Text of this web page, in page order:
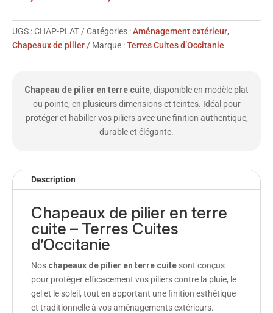
UGS :CHAP-PLAT Catégories :Aménagement extérieur,
Chapeaux de pilier
Marque :Terres Cuites d’Occitanie
Chapeau de pilier en terre cuite, disponible en modèle plat
ou pointe, en plusieurs dimensions et teintes. Idéal pour
protéger et habiller vos piliers avec une finition authentique,
durable et élégante.
Description
Chapeaux de pilier en terre
cuite – Terres Cuites
d’Occitanie
Nos chapeaux de pilier en terre cuite sont conçus
pour protéger efficacement vos piliers contre la pluie, le
gel et le soleil, tout en apportant une finition esthétique
et traditionnelle à vos aménagements extérieurs.